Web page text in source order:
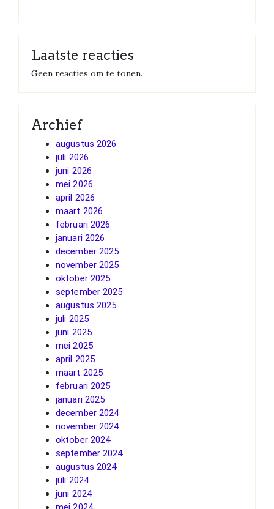
Laatste reacties
Geen reacties om te tonen.
Archief
augustus 2026
juli 2026
juni 2026
mei 2026
april 2026
maart 2026
februari 2026
januari 2026
december 2025
november 2025
oktober 2025
september 2025
augustus 2025
juli 2025
juni 2025
mei 2025
april 2025
maart 2025
februari 2025
januari 2025
december 2024
november 2024
oktober 2024
september 2024
augustus 2024
juli 2024
juni 2024